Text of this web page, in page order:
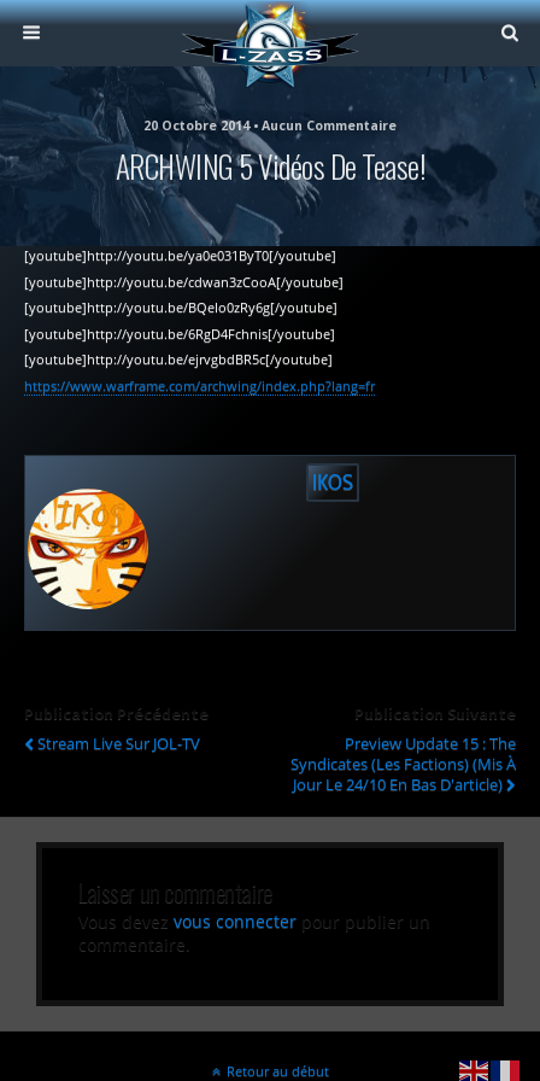
20 Octobre 2014 • Aucun Commentaire
ARCHWING 5 Vidéos De Tease!
[youtube]http://youtu.be/ya0e031ByT0[/youtube]
[youtube]http://youtu.be/cdwan3zCooA[/youtube]
[youtube]http://youtu.be/BQeIo0zRy6g[/youtube]
[youtube]http://youtu.be/6RgD4Fchnis[/youtube]
[youtube]http://youtu.be/ejrvgbdBR5c[/youtube]
https://www.warframe.com/archwing/index.php?lang=fr
IKOS
Publication Précédente
Stream Live Sur JOL-TV
Publication Suivante
Preview Update 15 : The
Syndicates (Les Factions) (Mis À
Jour Le 24/10 En Bas D'article)
Laisser un commentaire
Vous devez vous connecter pour publier un
commentaire.
Retour au début